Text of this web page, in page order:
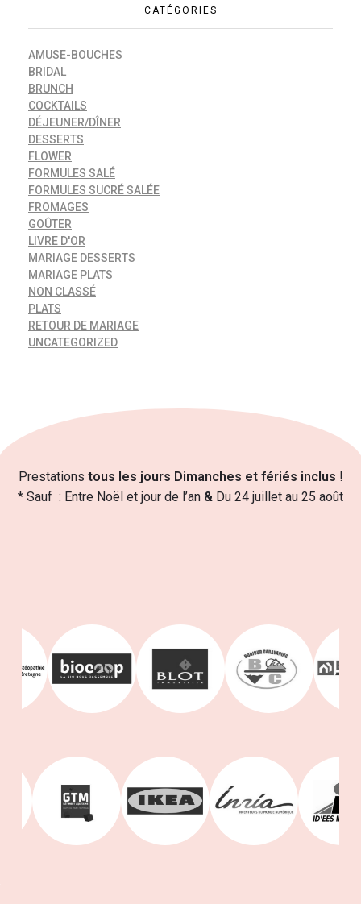
CATÉGORIES
AMUSE-BOUCHES
BRIDAL
BRUNCH
COCKTAILS
DÉJEUNER/DÎNER
DESSERTS
FLOWER
FORMULES SALÉ
FORMULES SUCRÉ SALÉE
FROMAGES
GOÛTER
LIVRE D'OR
MARIAGE DESSERTS
MARIAGE PLATS
NON CLASSÉ
PLATS
RETOUR DE MARIAGE
UNCATEGORIZED
Prestations tous les jours Dimanches et fériés inclus !
* Sauf : Entre Noël et jour de l’an & Du 24 juillet au 25 août